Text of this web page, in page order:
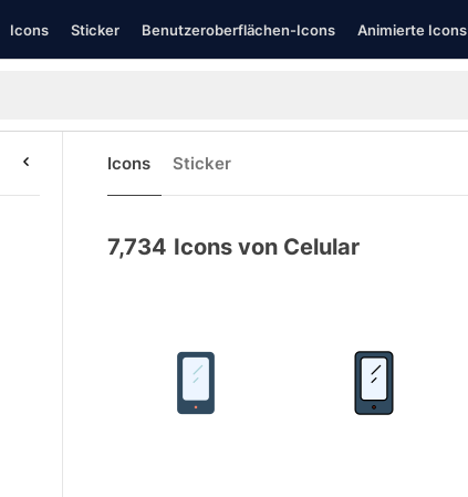
Icons Sticker Benutzeroberflächen-Icons Animierte Icons
Icons Sticker
7,734 Icons von Celular